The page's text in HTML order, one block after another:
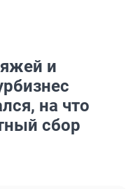
и
на что
сбор